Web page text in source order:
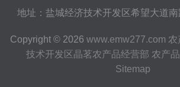
地址：盐城经济技术开发区希望大道
Copyright © 2026 www.emw277.com 农
技术开发区晶茗农产品经营部 农产
Sitemap